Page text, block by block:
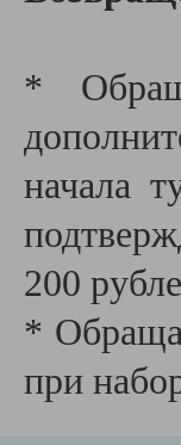
*
начала
200
*
при